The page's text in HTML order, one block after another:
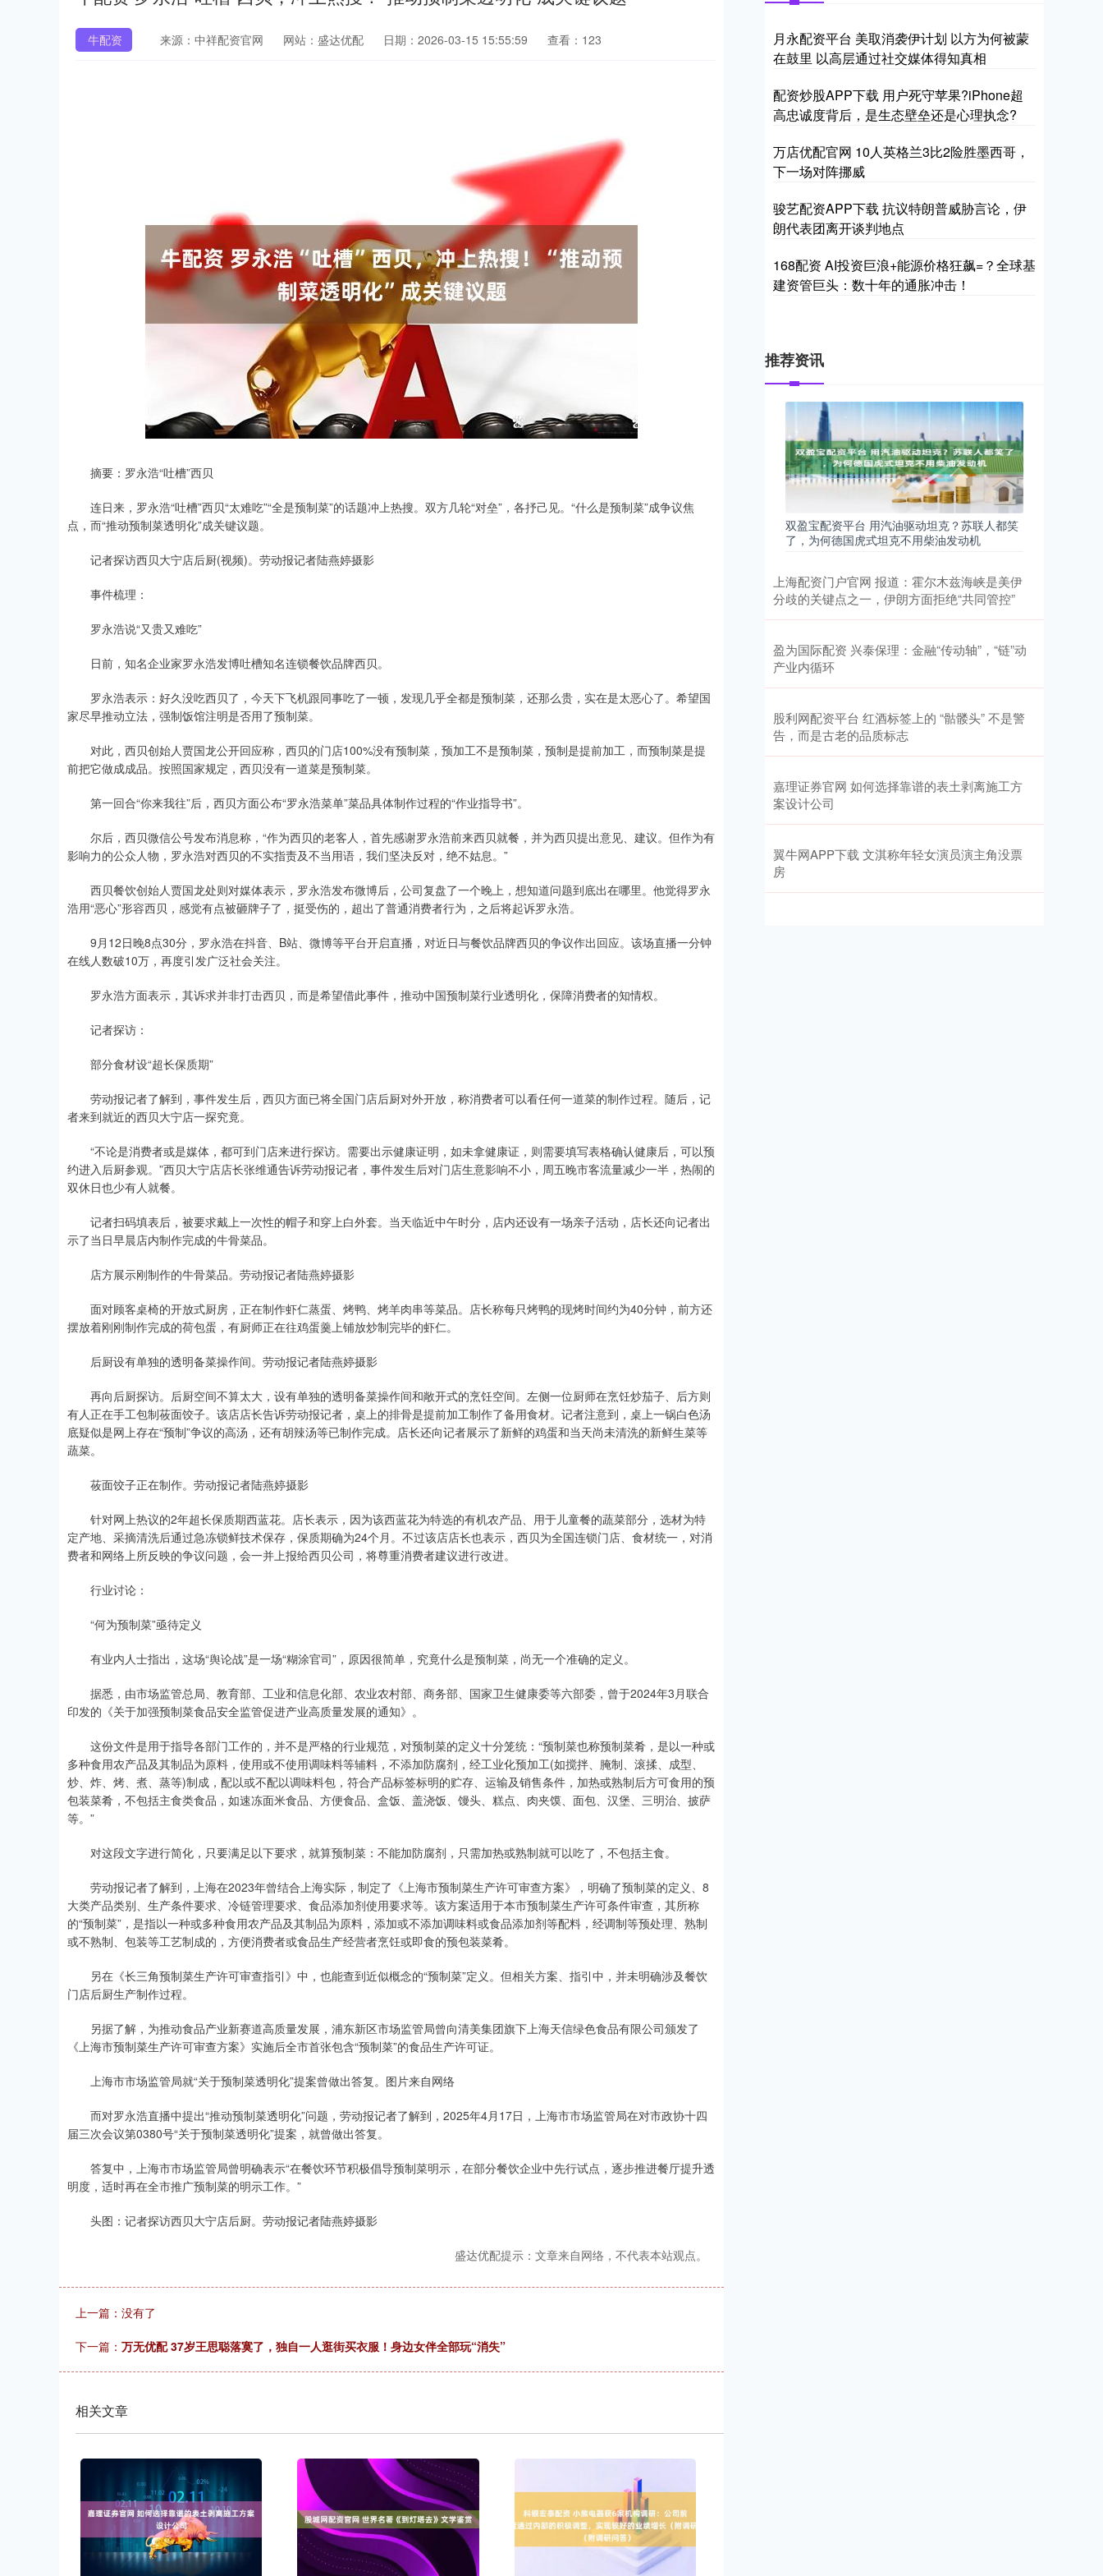
牛配资 来源：中祥配资官网 网站：盛达优配 日期：2026-03-15 15:55:59 查看：123
摘要：罗永浩“吐槽”西贝
连日来，罗永浩“吐槽”西贝“太难吃”“全是预制菜”的话题冲上热搜。双方几轮“对垒”，各抒己见。“什么是预制菜”成争议焦
点，而“推动预制菜透明化”成关键议题。
记者探访西贝大宁店后厨(视频)。劳动报记者陆燕婷摄影
事件梳理：
罗永浩说“又贵又难吃”
日前，知名企业家罗永浩发博吐槽知名连锁餐饮品牌西贝。
罗永浩表示：好久没吃西贝了，今天下飞机跟同事吃了一顿，发现几乎全都是预制菜，还那么贵，实在是太恶心了。希望国
家尽早推动立法，强制饭馆注明是否用了预制菜。
对此，西贝创始人贾国龙公开回应称，西贝的门店100%没有预制菜，预加工不是预制菜，预制是提前加工，而预制菜是提
前把它做成成品。按照国家规定，西贝没有一道菜是预制菜。
第一回合“你来我往”后，西贝方面公布“罗永浩菜单”菜品具体制作过程的“作业指导书”。
尔后，西贝微信公号发布消息称，“作为西贝的老客人，首先感谢罗永浩前来西贝就餐，并为西贝提出意见、建议。但作为有
影响力的公众人物，罗永浩对西贝的不实指责及不当用语，我们坚决反对，绝不姑息。”
西贝餐饮创始人贾国龙处则对媒体表示，罗永浩发布微博后，公司复盘了一个晚上，想知道问题到底出在哪里。他觉得罗永
浩用“恶心”形容西贝，感觉有点被砸牌子了，挺受伤的，超出了普通消费者行为，之后将起诉罗永浩。
9月12日晚8点30分，罗永浩在抖音、B站、微博等平台开启直播，对近日与餐饮品牌西贝的争议作出回应。该场直播一分钟
在线人数破10万，再度引发广泛社会关注。
罗永浩方面表示，其诉求并非打击西贝，而是希望借此事件，推动中国预制菜行业透明化，保障消费者的知情权。
记者探访：
部分食材设“超长保质期”
劳动报记者了解到，事件发生后，西贝方面已将全国门店后厨对外开放，称消费者可以看任何一道菜的制作过程。随后，记
者来到就近的西贝大宁店一探究竟。
“不论是消费者或是媒体，都可到门店来进行探访。需要出示健康证明，如未拿健康证，则需要填写表格确认健康后，可以预
约进入后厨参观。”西贝大宁店店长张维通告诉劳动报记者，事件发生后对门店生意影响不小，周五晚市客流量减少一半，热闹的
双休日也少有人就餐。
记者扫码填表后，被要求戴上一次性的帽子和穿上白外套。当天临近中午时分，店内还设有一场亲子活动，店长还向记者出
示了当日早晨店内制作完成的牛骨菜品。
店方展示刚制作的牛骨菜品。劳动报记者陆燕婷摄影
面对顾客桌椅的开放式厨房，正在制作虾仁蒸蛋、烤鸭、烤羊肉串等菜品。店长称每只烤鸭的现烤时间约为40分钟，前方还
摆放着刚刚制作完成的荷包蛋，有厨师正在往鸡蛋羹上铺放炒制完毕的虾仁。
后厨设有单独的透明备菜操作间。劳动报记者陆燕婷摄影
再向后厨探访。后厨空间不算太大，设有单独的透明备菜操作间和敞开式的烹饪空间。左侧一位厨师在烹饪炒茄子、后方则
有人正在手工包制莜面饺子。该店店长告诉劳动报记者，桌上的排骨是提前加工制作了备用食材。记者注意到，桌上一锅白色汤
底疑似是网上存在“预制”争议的高汤，还有胡辣汤等已制作完成。店长还向记者展示了新鲜的鸡蛋和当天尚未清洗的新鲜生菜等
蔬菜。
莜面饺子正在制作。劳动报记者陆燕婷摄影
针对网上热议的2年超长保质期西蓝花。店长表示，因为该西蓝花为特选的有机农产品、用于儿童餐的蔬菜部分，选材为特
定产地、采摘清洗后通过急冻锁鲜技术保存，保质期确为24个月。不过该店店长也表示，西贝为全国连锁门店、食材统一，对消
费者和网络上所反映的争议问题，会一并上报给西贝公司，将尊重消费者建议进行改进。
行业讨论：
“何为预制菜”亟待定义
有业内人士指出，这场“舆论战”是一场“糊涂官司”，原因很简单，究竟什么是预制菜，尚无一个准确的定义。
据悉，由市场监管总局、教育部、工业和信息化部、农业农村部、商务部、国家卫生健康委等六部委，曾于2024年3月联合
印发的《关于加强预制菜食品安全监管促进产业高质量发展的通知》。
这份文件是用于指导各部门工作的，并不是严格的行业规范，对预制菜的定义十分笼统：“预制菜也称预制菜肴，是以一种或
多种食用农产品及其制品为原料，使用或不使用调味料等辅料，不添加防腐剂，经工业化预加工(如搅拌、腌制、滚揉、成型、
炒、炸、烤、煮、蒸等)制成，配以或不配以调味料包，符合产品标签标明的贮存、运输及销售条件，加热或熟制后方可食用的预
包装菜肴，不包括主食类食品，如速冻面米食品、方便食品、盒饭、盖浇饭、馒头、糕点、肉夹馍、面包、汉堡、三明治、披萨
等。”
对这段文字进行简化，只要满足以下要求，就算预制菜：不能加防腐剂，只需加热或熟制就可以吃了，不包括主食。
劳动报记者了解到，上海在2023年曾结合上海实际，制定了《上海市预制菜生产许可审查方案》，明确了预制菜的定义、8
大类产品类别、生产条件要求、冷链管理要求、食品添加剂使用要求等。该方案适用于本市预制菜生产许可条件审查，其所称
的“预制菜”，是指以一种或多种食用农产品及其制品为原料，添加或不添加调味料或食品添加剂等配料，经调制等预处理、熟制
或不熟制、包装等工艺制成的，方便消费者或食品生产经营者烹饪或即食的预包装菜肴。
另在《长三角预制菜生产许可审查指引》中，也能查到近似概念的“预制菜”定义。但相关方案、指引中，并未明确涉及餐饮
门店后厨生产制作过程。
另据了解，为推动食品产业新赛道高质量发展，浦东新区市场监管局曾向清美集团旗下上海天信绿色食品有限公司颁发了
《上海市预制菜生产许可审查方案》实施后全市首张包含“预制菜”的食品生产许可证。
上海市市场监管局就“关于预制菜透明化”提案曾做出答复。图片来自网络
而对罗永浩直播中提出“推动预制菜透明化”问题，劳动报记者了解到，2025年4月17日，上海市市场监管局在对市政协十四
届三次会议第0380号“关于预制菜透明化”提案，就曾做出答复。
答复中，上海市市场监管局曾明确表示“在餐饮环节积极倡导预制菜明示，在部分餐饮企业中先行试点，逐步推进餐厅提升透
明度，适时再在全市推广预制菜的明示工作。”
头图：记者探访西贝大宁店后厨。劳动报记者陆燕婷摄影
盛达优配提示：文章来自网络，不代表本站观点。
上一篇：没有了
下一篇： 万无优配 37岁王思聪落寞了，独自一人逛街买衣服！身边女伴全部玩“消失”
相关文章
月永配资平台 美取消袭伊计划 以方为何被蒙
在鼓里 以高层通过社交媒体得知真相
配资炒股APP下载 用户死守苹果?iPhone超
高忠诚度背后，是生态壁垒还是心理执念?
万店优配官网 10人英格兰3比2险胜墨西哥，
下一场对阵挪威
骏艺配资APP下载 抗议特朗普威胁言论，伊
朗代表团离开谈判地点
168配资 AI投资巨浪+能源价格狂飙=？全球基
建资管巨头：数十年的通胀冲击！
推荐资讯
双盈宝配资平台 用汽油驱动坦克？苏联人都笑
了，为何德国虎式坦克不用柴油发动机
上海配资门户官网 报道：霍尔木兹海峡是美伊
分歧的关键点之一，伊朗方面拒绝“共同管控”
盈为国际配资 兴泰保理：金融“传动轴”，“链”动
产业内循环
股利网配资平台 红酒标签上的 “骷髅头” 不是警
告，而是古老的品质标志
嘉理证券官网 如何选择靠谱的表土剥离施工方
案设计公司
翼牛网APP下载 文淇称年轻女演员演主角没票
房